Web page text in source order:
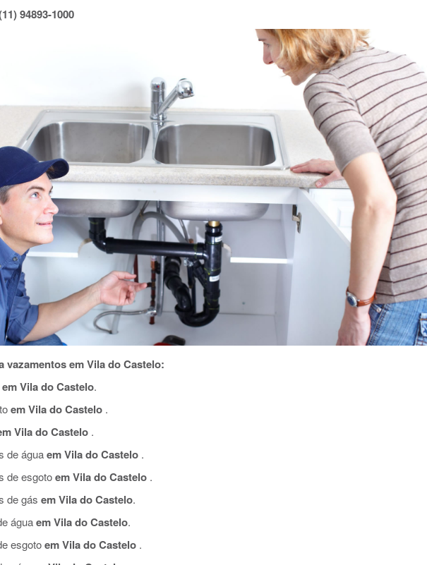
94893-1000
vazamentos em Vila do Castelo:
em Vila do Castelo.
em Vila do Castelo .
Vila do Castelo .
de águaem Vila do Castelo .
de esgotoem Vila do Castelo .
de gás em Vila do Castelo.
águaem Vila do Castelo.
esgotoem Vila do Castelo .